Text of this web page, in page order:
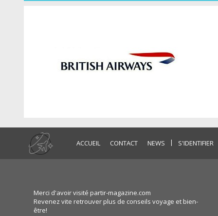
ACCUEIL CONTACT NEWS | S'IDENTIFIER
Merci d'avoir visité partir-magazine.com
Revenez vite retrouver plus de conseils voyage et bien-
être!